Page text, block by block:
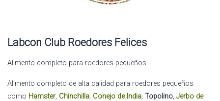
Labcon Club Roedores Felices
Alimento completo para roedores pequeños
Alimento completo de alta calidad para roedores pequeños
como Hamster, Chinchilla, Conejo de India, Topolino, Jerbo de